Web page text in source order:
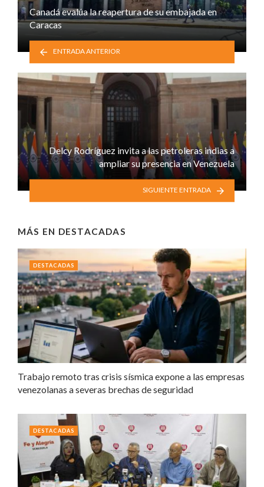
Canadá evalúa la reapertura de su embajada en
Caracas
ENTRADA ANTERIOR
Delcy Rodríguez invita a las petroleras indias a
ampliar su presencia en Venezuela
SIGUIENTE ENTRADA
MÁS EN DESTACADAS
Trabajo remoto tras crisis sísmica expone a las empresas
venezolanas a severas brechas de seguridad
DESTACADAS
DESTACADAS